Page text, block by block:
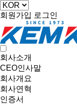
회원가입 로그인
회사소개
CEO인사말
회사개요
회사연혁
인증서